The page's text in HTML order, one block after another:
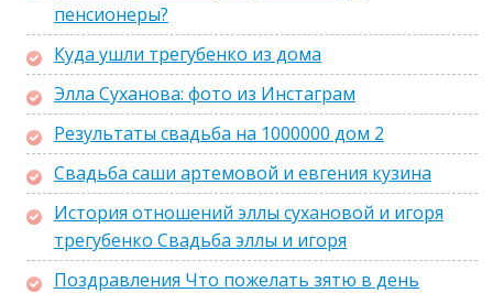
пенсионеры?
Куда ушли трегубенко из дома
Элла Суханова: фото из Инстаграм
Результаты свадьба на 1000000 дом 2
Свадьба саши артемовой и евгения кузина
История отношений эллы сухановой и игоря
трегубенко Свадьба эллы и игоря
Поздравления Что пожелать зятю в день